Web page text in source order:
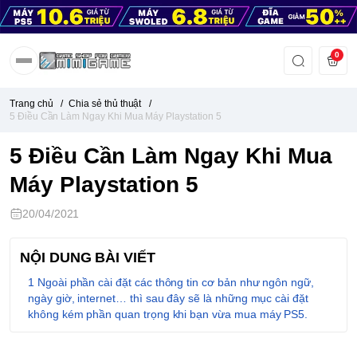
0
Trang chủ / Chia sẻ thủ thuật
/
5 Điều Cần Làm Ngay Khi Mua Máy Playstation 5
5 Điều Cần Làm Ngay Khi Mua
Máy Playstation 5
20/04/2021
NỘI DUNG BÀI VIẾT
Ngoài phần cài đặt các thông tin cơ bản như ngôn ngữ,
ngày giờ, internet… thì sau đây sẽ là những mục cài đặt
không kém phần quan trọng khi bạn vừa mua máy PS5.